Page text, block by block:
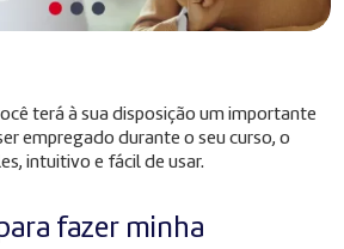
terá à sua disposição um importante
empregado durante o seu curso, o
intuitivo e fácil de usar.
fazer minha